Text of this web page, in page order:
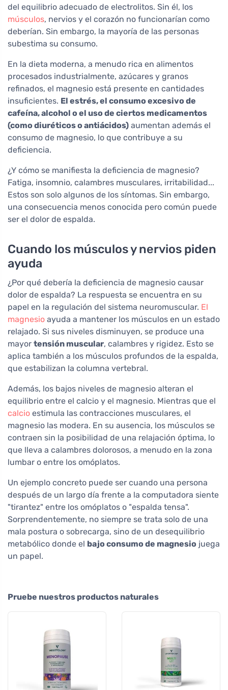
del equilibrio adecuado de electrolitos. Sin él, los
músculos, nervios y el corazón no funcionarían como
deberían. Sin embargo, la mayoría de las personas
subestima su consumo.
En la dieta moderna, a menudo rica en alimentos
procesados industrialmente, azúcares y granos
refinados, el magnesio está presente en cantidades
insuficientes. El estrés, el consumo excesivo de
cafeína, alcohol o el uso de ciertos medicamentos
(como diuréticos o antiácidos) aumentan además el
consumo de magnesio, lo que contribuye a su
deficiencia.
¿Y cómo se manifiesta la deficiencia de magnesio?
Fatiga, insomnio, calambres musculares, irritabilidad...
Estos son solo algunos de los síntomas. Sin embargo,
una consecuencia menos conocida pero común puede
ser el dolor de espalda.
Cuando los músculos y nervios piden
ayuda
¿Por qué debería la deficiencia de magnesio causar
dolor de espalda? La respuesta se encuentra en su
papel en la regulación del sistema neuromuscular. El
magnesio ayuda a mantener los músculos en un estado
relajado. Si sus niveles disminuyen, se produce una
mayor tensión muscular, calambres y rigidez. Esto se
aplica también a los músculos profundos de la espalda,
que estabilizan la columna vertebral.
Además, los bajos niveles de magnesio alteran el
equilibrio entre el calcio y el magnesio. Mientras que el
calcio estimula las contracciones musculares, el
magnesio las modera. En su ausencia, los músculos se
contraen sin la posibilidad de una relajación óptima, lo
que lleva a calambres dolorosos, a menudo en la zona
lumbar o entre los omóplatos.
Un ejemplo concreto puede ser cuando una persona
después de un largo día frente a la computadora siente
"tirantez" entre los omóplatos o "espalda tensa".
Sorprendentemente, no siempre se trata solo de una
mala postura o sobrecarga, sino de un desequilibrio
metabólico donde el bajo consumo de magnesio juega
un papel.
Pruebe nuestros productos naturales